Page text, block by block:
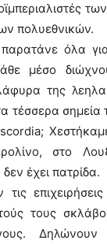
πολυεθνικών.
όλα
μέσο
της
τέσσερα σημεία
στο
έχει πατρίδα.
τους
Δηλώνουν